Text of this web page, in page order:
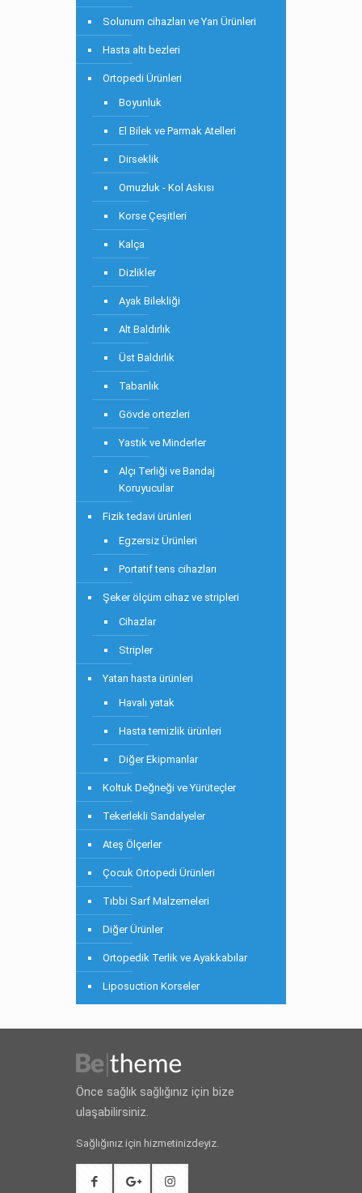
Solunum cihazları ve Yan Ürünleri
Hasta altı bezleri
Ortopedi Ürünleri
Boyunluk
El Bilek ve Parmak Atelleri
Dirseklik
Omuzluk - Kol Askısı
Korse Çeşitleri
Kalça
Dizlikler
Ayak Bilekliği
Alt Baldırlık
Üst Baldırlık
Tabanlık
Gövde ortezleri
Yastık ve Minderler
Alçı Terliği ve Bandaj
Koruyucular
Fizik tedavi ürünleri
Egzersiz Ürünleri
Portatif tens cihazları
Şeker ölçüm cihaz ve stripleri
Cihazlar
Stripler
Yatan hasta ürünleri
Havalı yatak
Hasta temizlik ürünleri
Diğer Ekipmanlar
Koltuk Değneği ve Yürüteçler
Tekerlekli Sandalyeler
Ateş Ölçerler
Çocuk Ortopedi Ürünleri
Tıbbi Sarf Malzemeleri
Diğer Ürünler
Ortopedik Terlik ve Ayakkabılar
Liposuction Korseler
Önce sağlık sağlığınız için bize
ulaşabilirsiniz.
Sağlığınız için hizmetinizdeyiz.